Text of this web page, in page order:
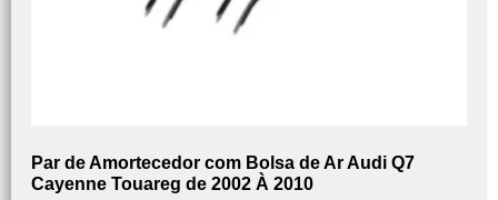
Par de Amortecedor com Bolsa de Ar Audi Q7
Cayenne Touareg de 2002 À 2010